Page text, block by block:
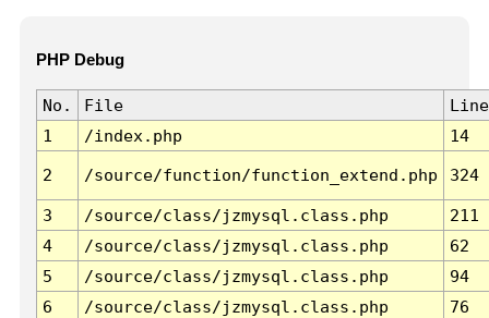
PHP Debug
No. File
Line
1
/index.php 14
2 /source/function/function_extend.php 324
3 /source/class/jzmysql.class.php
211
4
/source/class/jzmysql.class.php
62
5
/source/class/jzmysql.class.php
94
6
/source/class/jzmysql.class.php 76